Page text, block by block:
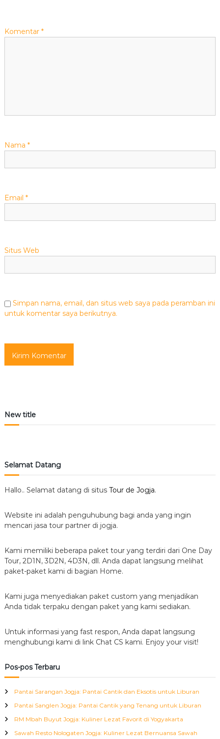
i
Komentar *
Nama *
Email *
Situs Web
Simpan nama, email, dan situs web saya pada peramban ini
untuk komentar saya berikutnya.
New title
Selamat Datang
Hallo.. Selamat datang di situs Tour de Jogja.
Website ini adalah penguhubung bagi anda yang ingin
mencari jasa tour partner di jogja.
Kami memiliki beberapa paket tour yang terdiri dari One Day
Tour, 2D1N, 3D2N, 4D3N, dll. Anda dapat langsung melihat
paket-paket kami di bagian Home.
Kami juga menyediakan paket custom yang menjadikan
Anda tidak terpaku dengan paket yang kami sediakan.
Untuk informasi yang fast respon, Anda dapat langsung
menghubungi kami di link Chat CS kami. Enjoy your visit!
Pos-pos Terbaru
Pantai Sarangan Jogja: Pantai Cantik dan Eksotis untuk Liburan
Pantai Sanglen Jogja: Pantai Cantik yang Tenang untuk Liburan
RM Mbah Buyut Jogja: Kuliner Lezat Favorit di Yogyakarta
Sawah Resto Nologaten Jogja: Kuliner Lezat Bernuansa Sawah